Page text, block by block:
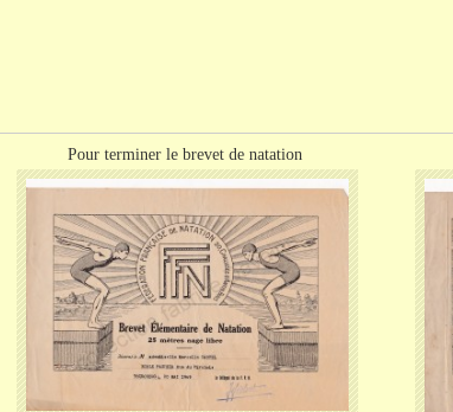
Pour terminer le brevet de natation